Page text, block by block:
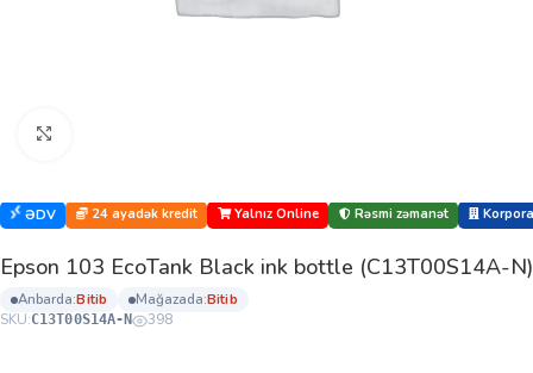
ƏDV 24 ayadək kredit Yalnız Online Rəsmi zəmanət
Epson 103 EcoTank Black ink bottle (C13T00S14A-N)
anbarda: bi̇ti̇b mağazada: bi̇ti̇b
SKU:C13T00S14A-N 398